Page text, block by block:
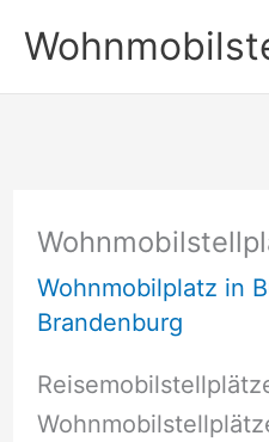
Inhalt
springen
Wohnmobilplatz in
Brandenburg